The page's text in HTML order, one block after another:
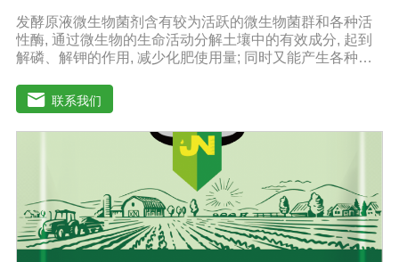
发酵原液微生物菌剂含有较为活跃的微生物菌群和各种活
性酶, 通过微生物的生命活动分解土壤中的有效成分, 起到
解磷、解钾的作用, 减少化肥使用量; 同时又能产生各种农
刺激调节植物生长; 并且能产生抗生素、系统防卫酶等多种
物质, 可以抑制细菌或真菌性病害或诱导系统抗性, 间接达
到促进植物生长的作用。【产品功能】1、改善土填养分疏
松土壤, 提高土壤通透性和保水保肥能力, 增加土壤有机质
题。2、解磷解钾、提高化肥利用率有效菌能分解土壤中的
有机质, 减少氨肥的流失; 其中解钾解磷菌能将土壤中固化
的化学钾肥、化学磷肥分解转化为速效钾、速效磷。3、改
善作物品质使用菌剂后, 作物中的蛋白质、糖分、氮基酸、
维生素等有益成分含量有所提高, 起到改善作物品质的作
联系我们